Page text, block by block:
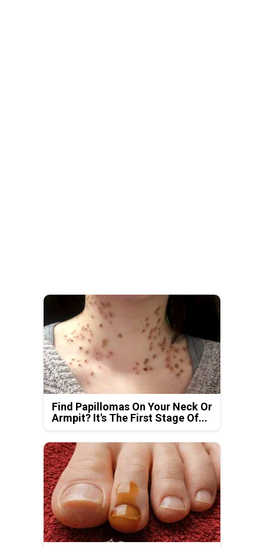
Find Papillomas On Your Neck Or
Armpit? It's The First Stage Of...